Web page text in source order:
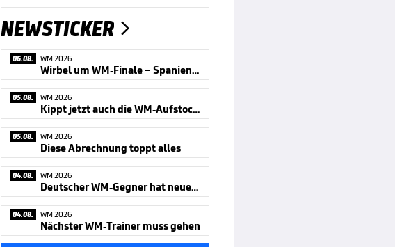
NEWSTICKER 
06.08. WM 2026
Wirbel um WM-Finale – Spanien reagiert
05.08. WM 2026
Kippt jetzt auch die WM-Aufstockung?
05.08. WM 2026
Diese Abrechnung toppt alles
04.08. WM 2026
Deutscher WM-Gegner hat neuen Trainer
04.08. WM 2026
Nächster WM-Trainer muss gehen